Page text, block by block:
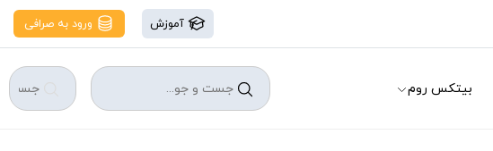
آموزش ورود به صرافی
بیتکس روم